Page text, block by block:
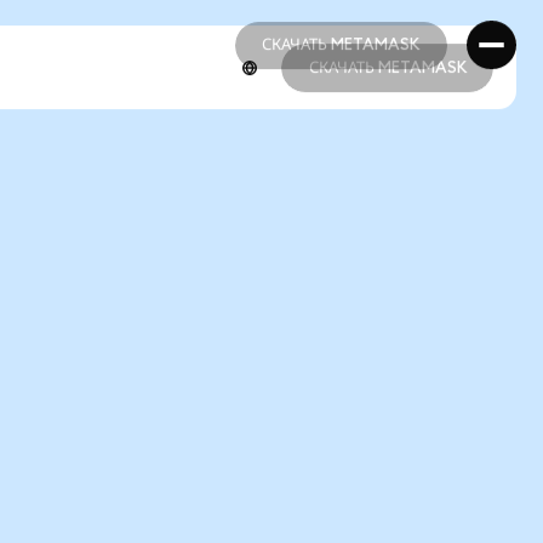
СКАЧАТЬ METAMASK
СКАЧАТЬ METAMASK
СКАЧАТЬ METAMASK